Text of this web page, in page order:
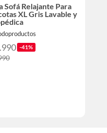
Sofá Relajante Para
XL Gris Lavable y
-41%